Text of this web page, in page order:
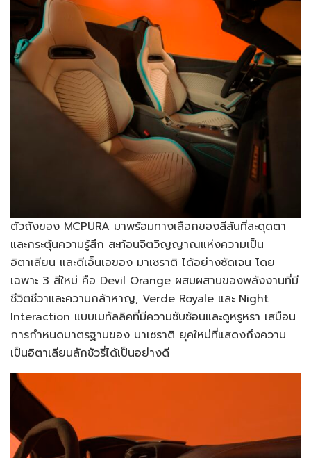
ตัวถังของ MCPURA มาพร้อมทางเลือกของสีสันที่สะดุดตา
และกระตุ้นความรู้สึก สะท้อนจิตวิญญาณแห่งความเป็น
อิตาเลียน และดีเอ็นเอของ มาเซราติ ได้อย่างชัดเจน โดย
เฉพาะ 3 สีใหม่ คือ Devil Orange ผสมผสานของพลังงานที่มี
ชีวิตชีวาและความกล้าหาญ, Verde Royale และ Night
Interaction แบบเมทัลลิคที่มีความซับซ้อนและดูหรูหรา เสมือน
การกำหนดมาตรฐานของ มาเซราติ ยุคใหม่ที่แสดงถึงความ
เป็นอิตาเลียนลักชัวรี่ได้เป็นอย่างดี